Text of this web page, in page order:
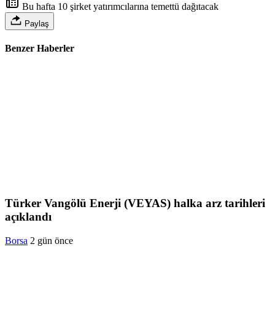
Bu hafta 10 şirket yatırımcılarına temettü dağıtacak
Paylaş
Benzer Haberler
Türker Vangölü Enerji (VEYAS) halka arz tarihleri
açıklandı
Borsa 2 gün önce